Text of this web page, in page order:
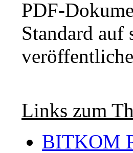
PDF-
Standard auf
Links zum
BITKOM